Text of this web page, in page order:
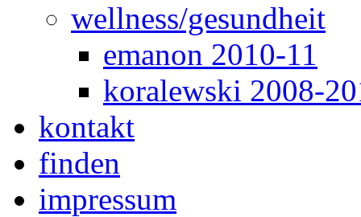
wellness/gesundheit
emanon 2010-11
koralewski 2008-
kontakt
finden
impressum